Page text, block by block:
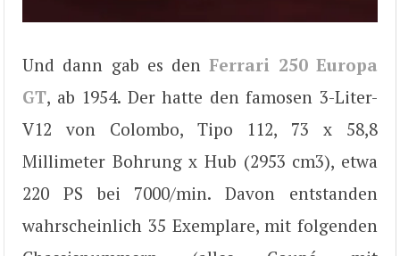
Und dann gab es denFerrari 250 Europa
GT, ab 1954. Der hatte den famosen 3-Liter-
V12 von Colombo, Tipo 112, 73 x 58,8
Millimeter Bohrung x Hub (2953 cm3), etwa
220 PS bei 7000/min. Davon entstanden
wahrscheinlich 35 Exemplare, mit folgenden